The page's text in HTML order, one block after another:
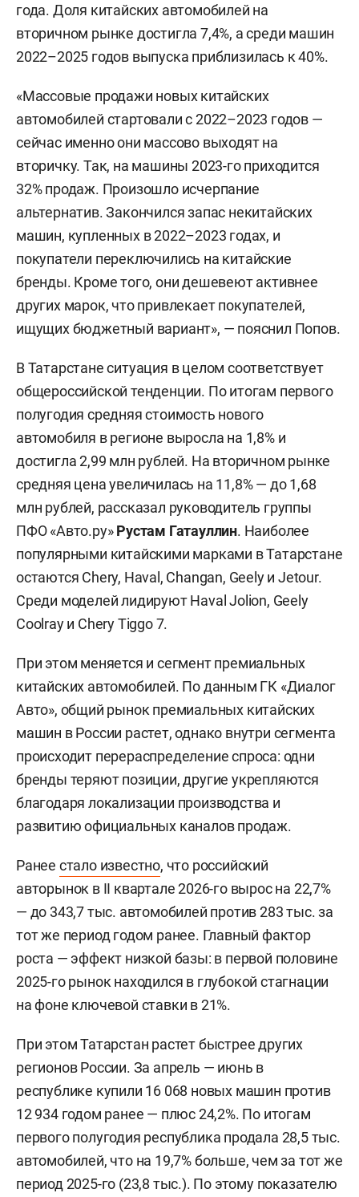
года. Доля китайских автомобилей на
вторичном рынке достигла 7,4%, а среди машин
2022–2025 годов выпуска приблизилась к 40%.
«Массовые продажи новых китайских
автомобилей стартовали с 2022–2023 годов —
сейчас именно они массово выходят на
вторичку. Так, на машины 2023-го приходится
32% продаж. Произошло исчерпание
альтернатив. Закончился запас некитайских
машин, купленных в 2022–2023 годах, и
покупатели переключились на китайские
бренды. Кроме того, они дешевеют активнее
других марок, что привлекает покупателей,
ищущих бюджетный вариант», — пояснил Попов.
В Татарстане ситуация в целом соответствует
общероссийской тенденции. По итогам первого
полугодия средняя стоимость нового
автомобиля в регионе выросла на 1,8% и
достигла 2,99 млн рублей. На вторичном рынке
средняя цена увеличилась на 11,8% — до 1,68
млн рублей, рассказал руководитель группы
ПФО «Авто.ру»Рустам Гатауллин. Наиболее
популярными китайскими марками в Татарстане
остаются Chery, Haval, Changan, Geely и Jetour.
Среди моделей лидируют Haval Jolion, Geely
Coolray и Chery Tiggo 7.
При этом меняется и сегмент премиальных
китайских автомобилей. По данным ГК «Диалог
Авто», общий рынок премиальных китайских
машин в России растет, однако внутри сегмента
происходит перераспределение спроса: одни
бренды теряют позиции, другие укрепляются
благодаря локализации производства и
развитию официальных каналов продаж.
Ранее стало известно, что российский
авторынок в II квартале 2026-го вырос на 22,7%
— до 343,7 тыс. автомобилей против 283 тыс. за
тот же период годом ранее. Главный фактор
роста — эффект низкой базы: в первой половине
2025-го рынок находился в глубокой стагнации
на фоне ключевой ставки в 21%.
При этом Татарстан растет быстрее других
регионов России. За апрель — июнь в
республике купили 16 068 новых машин против
12 934 годом ранее — плюс 24,2%. По итогам
первого полугодия республика продала 28,5 тыс.
автомобилей, что на 19,7% больше, чем за тот же
период 2025-го (23,8 тыс.). По этому показателю